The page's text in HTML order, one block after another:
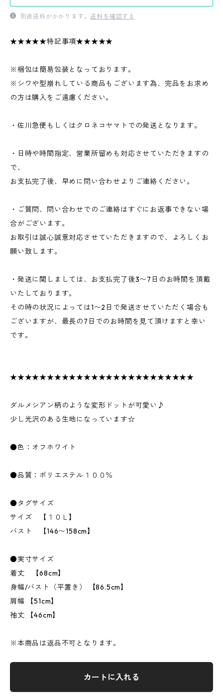
別途送料がかかります。送料を確認する
★★★★★特記事項★★★★★
※梱包は簡易包装となっております。
※シワや型崩れしている商品もございます為、完品をお求め
の方は購入をご遠慮ください。
・佐川急便もしくはクロネコヤマトでの発送となります。
・日時や時間指定、営業所留めも対応させていただきますの
で、
お支払完了後、早めに問い合わせよりご連絡ください。
・ご質問、問い合わせでのご連絡はすぐにお返事できない場
合がございます。
お取引は誠心誠意対応させていただきますので、よろしくお
願い致します。
・発送に関しましては、お支払完了後3〜7日のお時間を頂戴
いたしております。
その時の状況によっては1〜2日で発送させていただく場合も
ございますが、最長の7日でのお時間を見て頂けますと幸い
です。
★★★★★★★★★★★★★★★★★★★★★★★★★
ダルメシアン柄のような変形ドットが可愛い♪
少し光沢のある生地になっています☆
●色：オフホワイト
●品質：ポリエステル１００％
●タグサイズ
サイズ 【１０Ｌ】
バスト 【146〜158cm】
●実寸サイズ
着丈 【68cm】
身幅/バスト（平置き） 【86.5cm】
肩幅 【51cm】
袖丈 【46cm】
※本商品は返品不可となります。
カートに入れる